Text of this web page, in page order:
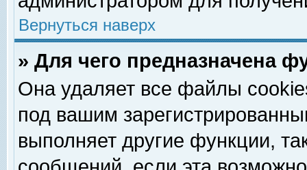
Вернуться наверх
» Для чего предназначена
Она удаляет все файлы
под вашим
выполняет другие функции,